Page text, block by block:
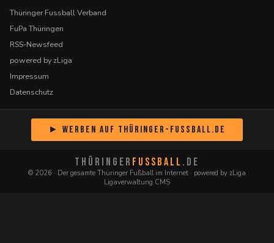
Thüringer Fussball Verband
FuPa Thüringen
RSS-Newsfeed
powered by zLiga
Impressum
Datenschutz
► Werben auf Thüringer-Fussball.de
THÜRINGER FUSSBALL .DE
© 2026 · Der gesamte Thüringer Fußball im Internet · powered by zLiga
Ligaverwaltung CMS